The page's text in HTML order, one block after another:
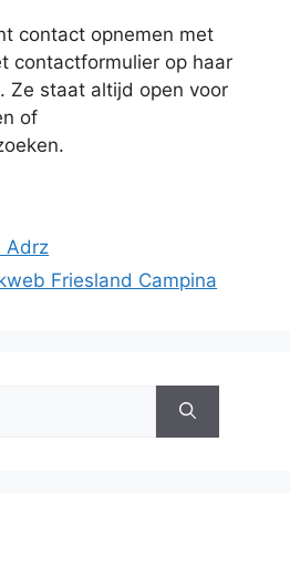
contact opnemen met
contactformulier op haar
Ze staat altijd open voor
of
Adrz
Friesland Campina